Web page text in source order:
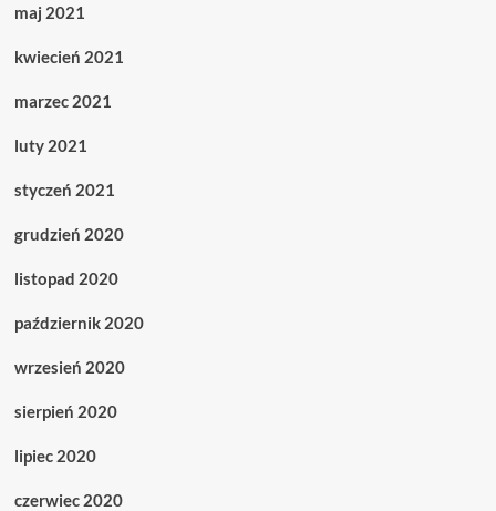
maj 2021
kwiecień 2021
marzec 2021
luty 2021
styczeń 2021
grudzień 2020
listopad 2020
październik 2020
wrzesień 2020
sierpień 2020
lipiec 2020
czerwiec 2020